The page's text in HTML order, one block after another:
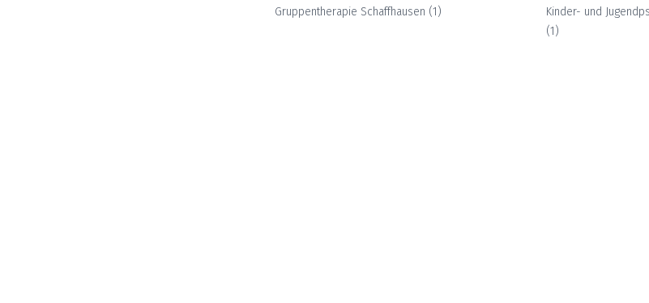
Gruppentherapie Schaffhausen (1) Kinder- und
(1)